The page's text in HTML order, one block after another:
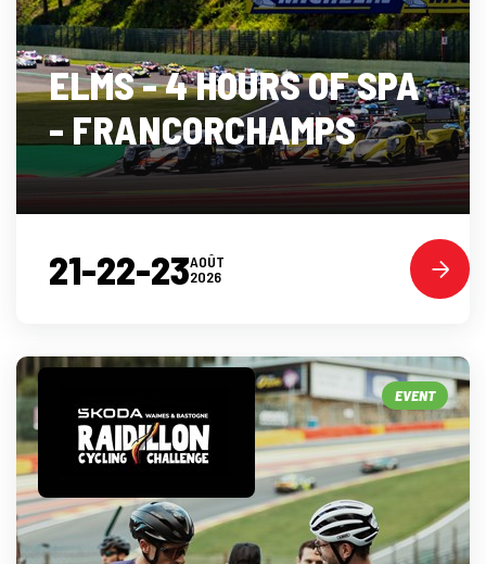
ELMS - 4 HOURS OF SPA
- FRANCORCHAMPS
21-22-23AOÛT
2026
EVENT